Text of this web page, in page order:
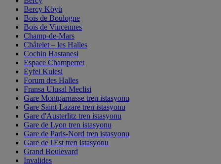
Bercy Köyü
Bois de Boulogne
Bois de Vincennes
Champ-de-Mars
Châtelet – les Halles
Cochin Hastanesi
Espace Champerret
Eyfel Kulesi
Forum des Halles
Fransa Ulusal Meclisi
Gare Montparnasse tren istasyonu
Gare Saint-Lazare tren istasyonu
Gare d'Austerlitz tren istasyonu
Gare de Lyon tren istasyonu
Gare de Paris-Nord tren istasyonu
Gare de l'Est tren istasyonu
Grand Boulevard
Invalides